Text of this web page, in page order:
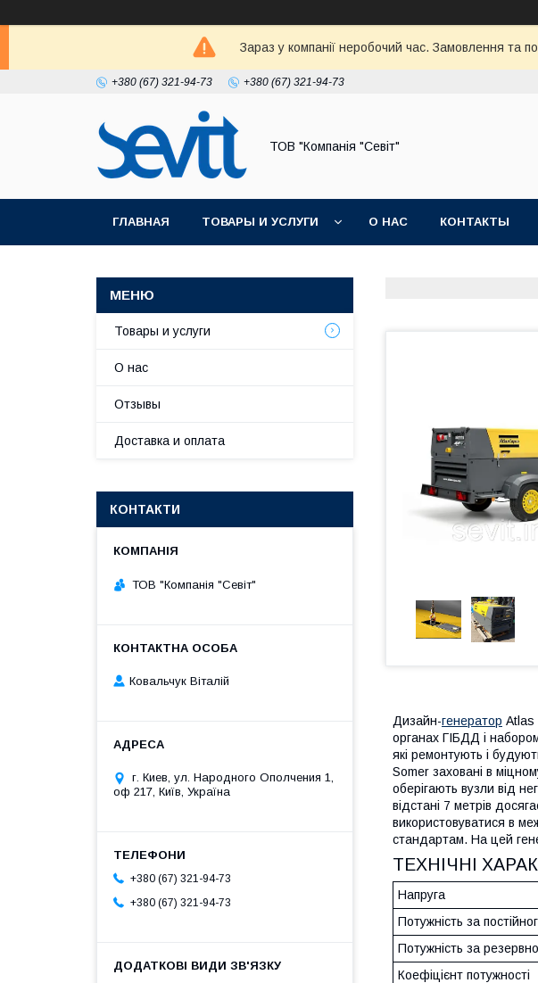
Зараз у компанії неробочий час. Замовлення та
+380 (67) 321-94-73 +380 (67) 321-94-73
ТОВ "Компанія "Севіт"
ГЛАВНАЯ ТОВАРЫ И УСЛУГИ О НАС КОНТАКТЫ
Дизайн-генератор Atlas
органах ГІБДД і
які ремонтують і
Somer заховані в
оберігають вузли від
відстані 7 метрів
використовуватися в
стандартам. На цей
ТЕХНІЧНІ
Напруга
Потужність за
Потужність за
Коефіцієнт потужності
Товары и услуги
О нас
Отзывы
Доставка и оплата
КОНТАКТИ
ТОВ "Компанія "Севіт"
Ковальчук Віталій
г. Киев, ул. Народного Ополчения 1,
оф 217, Київ, Україна
+380 (67) 321-94-73
+380 (67) 321-94-73